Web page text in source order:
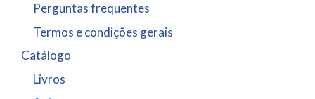
Perguntas frequentes
Termos e condições gerais
Catálogo
Livros